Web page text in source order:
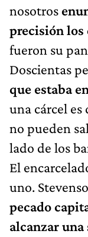
nosotros
precisión los
fueron su
Doscientas
que estaba
una cárcel
no pueden
lado de los
El
uno.
pecado
alcanzar